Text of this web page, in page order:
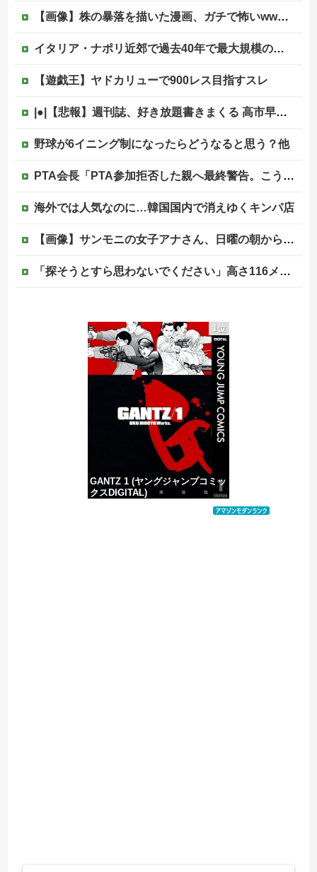
【画像】株の暴落を描いた漫画、ガチで怖いwwwww
イタリア・ナポリ近郊で過去40年で最大規模の地震「M4.7」の揺れを観測
【遊戯王】ヤドカリューで900レス目指すスレ
|●|【悲報】週刊誌、好き放題書きまくる 高市早苗首相は新公用車の贅を尽くした後部座席でたばこを吸うのが至福の時間「どんどん延びる乗車時間」
野球が6イニング制になったらどうなると思う？他
PTA会長「PTA参加拒否した親へ最終警告。こうなってもいい？」
海外では人気なのに…韓国国内で消えゆくキンパ店
【画像】サンモニの女子アナさん、日曜の朝から素材を提供してしまう
「探そうとすら思わないでください」高さ116メートル、世界一高い木が地図から消された理由
ジブリのタイトルを混ぜて一番面白いやつが優勝
韓国人「日本人審判も多数含まれていたサッカー協会の衝撃的な接待リストに衝撃の声！」→「日本人審判の名前が次々と明るみに‥」
中国の海水浴場の映像があまりにも・・・
1位
GANTZ 1 (ヤングジャンプコミッ
クスDIGITAL)
価格：¥100